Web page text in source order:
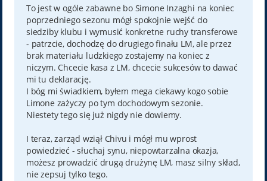
t
To jest w ogóle zabawne bo Simone Inzaghi na koniec
poprzedniego sezonu mógł spokojnie wejść do
siedziby klubu i wymusić konkretne ruchy transferowe
- patrzcie, dochodzę do drugiego finału LM, ale przez
brak materiału ludzkiego zostajemy na koniec z
niczym. Chcecie kasa z LM, chcecie sukcesów to dawać
mi tu deklarację.
I bóg mi świadkiem, byłem mega ciekawy kogo sobie
Limone zażyczy po tym dochodowym sezonie.
Niestety tego się już nigdy nie dowiemy.
I teraz, zarząd wziął Chivu i mógł mu wprost
powiedzieć - słuchaj synu, niepowtarzalna okazja,
możesz prowadzić drugą drużynę LM, masz silny skład,
nie zepsuj tylko tego.